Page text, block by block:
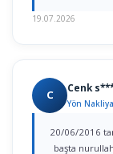
19.07.2026
C Cenk
Yön
20/06/2016
başta